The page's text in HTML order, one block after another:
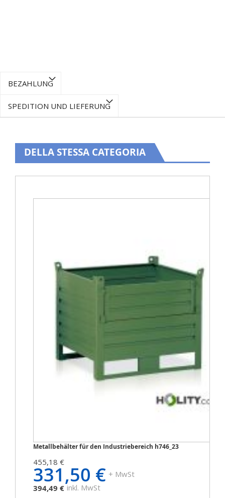
BEZAHLUNG
SPEDITION UND LIEFERUNG
DELLA STESSA CATEGORIA
Metallbehälter für den Industriebereich h746_23
455,18 €
331,50 € + MwSt
394,49 € inkl. MwSt